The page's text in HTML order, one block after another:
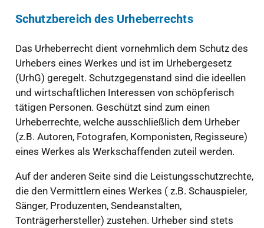
Schutzbereich des Urheberrechts
Das Urheberrecht dient vornehmlich dem Schutz des
Urhebers eines Werkes und ist im Urhebergesetz
(UrhG) geregelt. Schutzgegenstand sind die ideellen
und wirtschaftlichen Interessen von schöpferisch
tätigen Personen. Geschützt sind zum einen
Urheberrechte, welche ausschließlich dem Urheber
(z.B. Autoren, Fotografen, Komponisten, Regisseure)
eines Werkes als Werkschaffenden zuteil werden.
Auf der anderen Seite sind die Leistungsschutzrechte,
die den Vermittlern eines Werkes ( z.B. Schauspieler,
Sänger, Produzenten, Sendeanstalten,
Tonträgerhersteller) zustehen. Urheber sind stets